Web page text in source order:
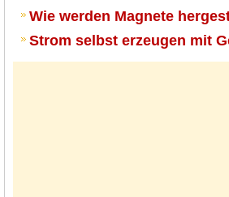
Wie werden Magnete
Strom selbst erzeugen mit